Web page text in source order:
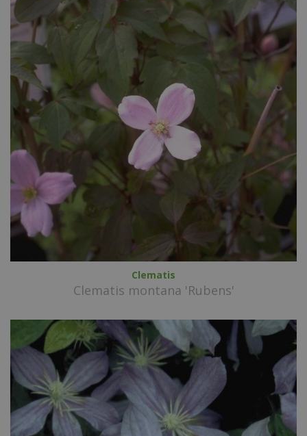
Clematis
Clematis montana 'Rubens'